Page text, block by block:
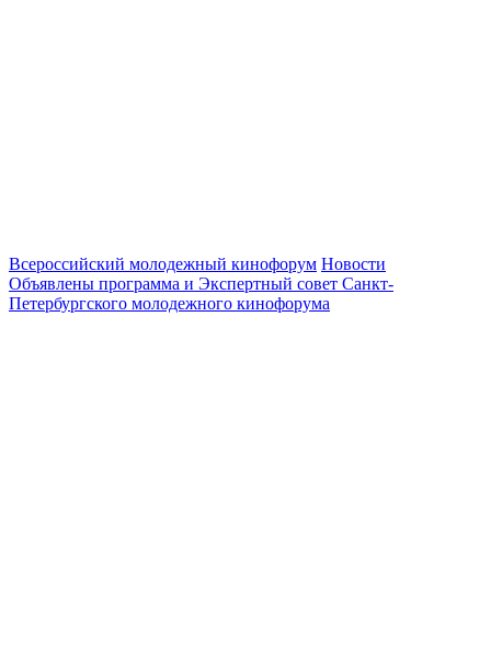
Всероссийский молодежный кинофорум Новости
Объявлены программа и Экспертный совет Санкт-
Петербургского молодежного кинофорума